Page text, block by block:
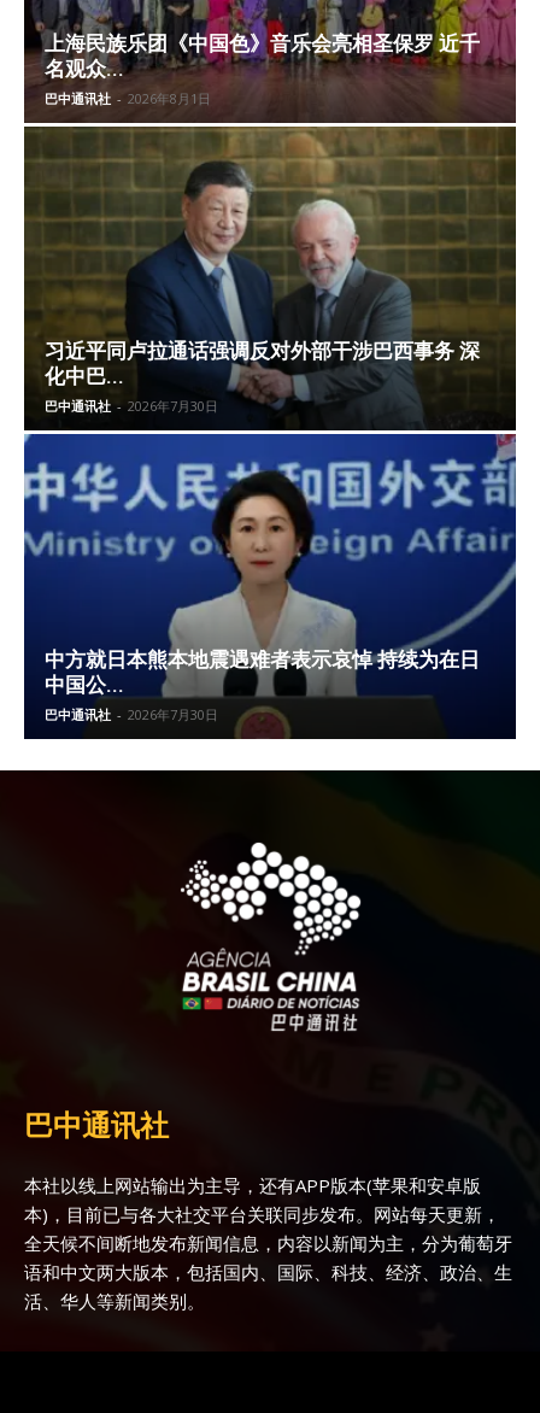
上海民族乐团《中国色》音乐会亮相圣保罗 近千
名观众...
巴中通讯社 - 2026年8月1日
习近平同卢拉通话强调反对外部干涉巴西事务 深
化中巴...
巴中通讯社 - 2026年7月30日
中方就日本熊本地震遇难者表示哀悼 持续为在日
中国公...
巴中通讯社 - 2026年7月30日
巴中通讯社
本社以线上网站输出为主导，还有APP版本(苹果和安卓版
本)，目前已与各大社交平台关联同步发布。网站每天更新，
全天候不间断地发布新闻信息，内容以新闻为主，分为葡萄牙
语和中文两大版本，包括国内、国际、科技、经济、政治、生
活、华人等新闻类别。